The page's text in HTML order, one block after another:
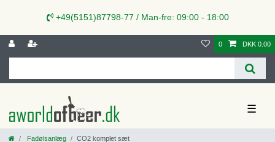
+49(5151)87798-77 / Man-fre: 09:00 - 18:00
0 DKK 0.00
☰
Fadølsanlæg CO2 komplet sæt